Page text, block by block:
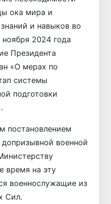
ока мира и
и навыков во
ноября 2024 года
Президента
«О мерах по
системы
подготовки
постановлением
военной
время на эту
военнослужащие из
Сил.